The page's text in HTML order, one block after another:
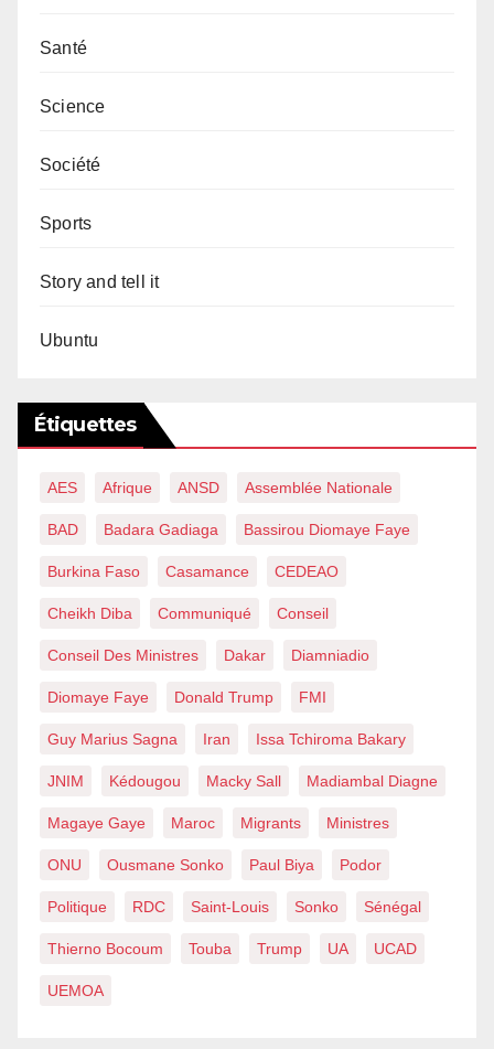
Santé
Science
Société
Sports
Story and tell it
Ubuntu
Étiquettes
AES Afrique ANSD Assemblée Nationale
BAD Badara Gadiaga Bassirou Diomaye Faye
Burkina Faso Casamance CEDEAO
Cheikh Diba Communiqué Conseil
Conseil Des Ministres Dakar Diamniadio
Diomaye Faye Donald Trump FMI
Guy Marius Sagna Iran Issa Tchiroma Bakary
JNIM Kédougou Macky Sall Madiambal Diagne
Magaye Gaye Maroc Migrants Ministres
ONU Ousmane Sonko Paul Biya Podor
Politique RDC Saint-Louis Sonko Sénégal
Thierno Bocoum Touba Trump UA UCAD
UEMOA